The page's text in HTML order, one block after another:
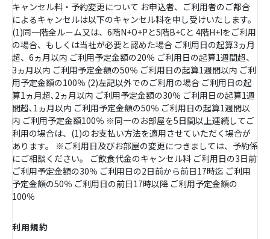
キャンセル料・予約変更について お申込者、ご利用者のご都合
によるキャンセルは以下のキャンセル料を申し受けいたします。
(1)同一階全ルーム又は、6階N+O+Pと5階B+Cと 4階H+Iをご利用
の場合、もしくは当社が必要と認めた場合 ご利用日の起算3ヵ月
超、6ヵ月以内 ご利用予定金額の20％ ご利用日の起算1週間超、
3ヵ月以内 ご利用予定金額の50％ ご利用日の起算1週間以内 ご利
用予定金額の100％ (2)左記以外でのご利用の場合 ご利用日の起
算1ヵ月超､2ヵ月以内 ご利用予定金額の30％ ご利用日の起算1週
間超､1ヵ月以内 ご利用予定金額の50％ ご利用日の起算1週間以
内 ご利用予定金額100％ ※同一のお部屋を5日間以上連続してご
利用の場合は、(1)のお支払い方法を適用させていただく場合が
あります。 ※ご利用日及びお部屋の変更につきましては、予約係
にご相談ください。 ご飲食代金のキャンセル料 ご利用日の3日前
ご利用予定金額の30％ ご利用日の2日前から前日17時迄 ご利用
予定金額の50％ ご利用日の前日17時以降 ご利用予定金額の
100％
利用規約